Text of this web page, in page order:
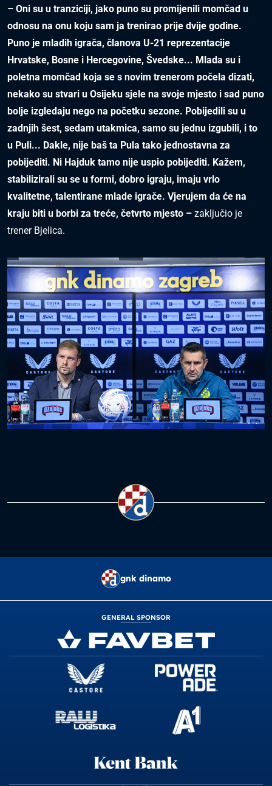
– Oni su u tranziciji, jako puno su promijenili momčad u
odnosu na onu koju sam ja trenirao prije dvije godine.
Puno je mladih igrača, članova U-21 reprezentacije
Hrvatske, Bosne i Hercegovine, Švedske... Mlada su i
poletna momčad koja se s novim trenerom počela dizati,
nekako su stvari u Osijeku sjele na svoje mjesto i sad puno
bolje izgledaju nego na početku sezone. Pobijedili su u
zadnjih šest, sedam utakmica, samo su jednu izgubili, i to
u Puli... Dakle, nije baš ta Pula tako jednostavna za
pobijediti. Ni Hajduk tamo nije uspio pobijediti. Kažem,
stabilizirali su se u formi, dobro igraju, imaju vrlo
kvalitetne, talentirane mlade igrače. Vjerujem da će na
kraju biti u borbi za treće, četvrto mjesto – zaključio je
trener Bjelica.
gnk dinamo
GENERAL SPONSOR